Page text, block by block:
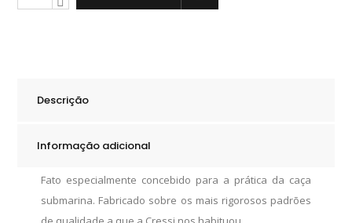
quantity
Descrição
Informação adicional
Fato especialmente concebido para a prática da caça
submarina. Fabricado sobre os mais rigorosos padrões